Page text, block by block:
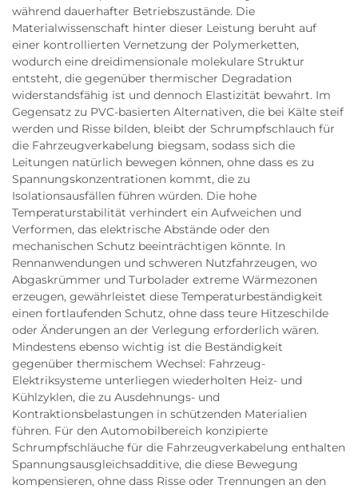
während dauerhafter Betriebszustände. Die
Materialwissenschaft hinter dieser Leistung beruht auf
einer kontrollierten Vernetzung der Polymerketten,
wodurch eine dreidimensionale molekulare Struktur
entsteht, die gegenüber thermischer Degradation
widerstandsfähig ist und dennoch Elastizität bewahrt. Im
Gegensatz zu PVC-basierten Alternativen, die bei Kälte steif
werden und Risse bilden, bleibt der Schrumpfschlauch für
die Fahrzeugverkabelung biegsam, sodass sich die
Leitungen natürlich bewegen können, ohne dass es zu
Spannungskonzentrationen kommt, die zu
Isolationsausfällen führen würden. Die hohe
Temperaturstabilität verhindert ein Aufweichen und
Verformen, das elektrische Abstände oder den
mechanischen Schutz beeinträchtigen könnte. In
Rennanwendungen und schweren Nutzfahrzeugen, wo
Abgaskrümmer und Turbolader extreme Wärmezonen
erzeugen, gewährleistet diese Temperaturbeständigkeit
einen fortlaufenden Schutz, ohne dass teure Hitzeschilde
oder Änderungen an der Verlegung erforderlich wären.
Mindestens ebenso wichtig ist die Beständigkeit
gegenüber thermischem Wechsel: Fahrzeug-
Elektriksysteme unterliegen wiederholten Heiz- und
Kühlzyklen, die zu Ausdehnungs- und
Kontraktionsbelastungen in schützenden Materialien
führen. Für den Automobilbereich konzipierte
Schrumpfschläuche für die Fahrzeugverkabelung enthalten
Spannungsausgleichsadditive, die diese Bewegung
kompensieren, ohne dass Risse oder Trennungen an den